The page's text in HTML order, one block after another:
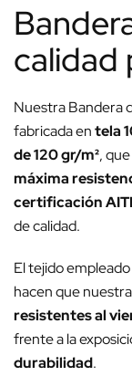
calidad
Nuestra Bandera
fabricada entela
de 120 gr/m²,
máxima
certificación
de calidad.
El tejido
hacen que
resistentes al
frente a la
durabilidad.